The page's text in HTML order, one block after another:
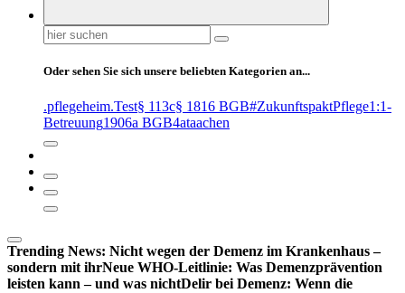
Suchen
nach:
Oder sehen Sie sich unsere beliebten Kategorien an...
.pflegeheim.Test§ 113c§ 1816 BGB#ZukunftspaktPflege1:1-
Betreuung1906a BGB4ataachen
Trending News: Nicht wegen der Demenz im Krankenhaus –
sondern mit ihrNeue WHO-Leitlinie: Was Demenzprävention
leisten kann – und was nichtDelir bei Demenz: Wenn die